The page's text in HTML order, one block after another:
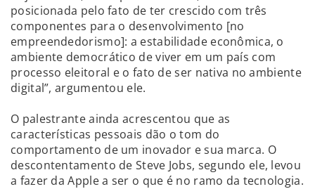
posicionada pelo fato de ter crescido com três
componentes para o desenvolvimento [no
empreendedorismo]: a estabilidade econômica, o
ambiente democrático de viver em um país com
processo eleitoral e o fato de ser nativa no ambiente
digital”, argumentou ele.
O palestrante ainda acrescentou que as
características pessoais dão o tom do
comportamento de um inovador e sua marca. O
descontentamento de Steve Jobs, segundo ele, levou
a fazer da Apple a ser o que é no ramo da tecnologia.